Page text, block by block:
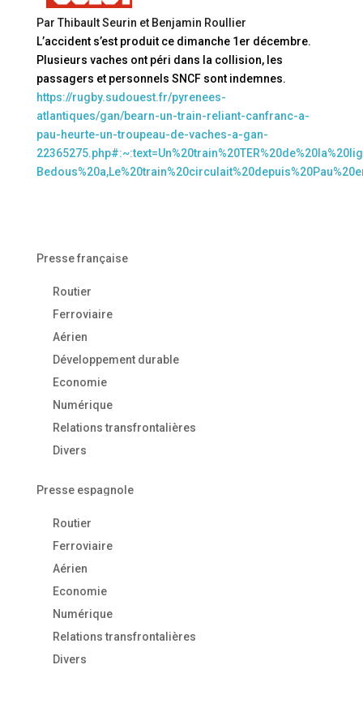
Par Thibault Seurin et Benjamin Roullier
L’accident s’est produit ce dimanche 1er décembre.
Plusieurs vaches ont péri dans la collision, les
passagers et personnels SNCF sont indemnes.
https://rugby.sudouest.fr/pyrenees-
atlantiques/gan/bearn-un-train-reliant-canfranc-a-
pau-heurte-un-troupeau-de-vaches-a-gan-
Presse française
Routier
Ferroviaire
Aérien
Développement durable
Economie
Numérique
Relations transfrontalières
Divers
Presse espagnole
Routier
Ferroviaire
Aérien
Economie
Numérique
Relations transfrontalières
Divers